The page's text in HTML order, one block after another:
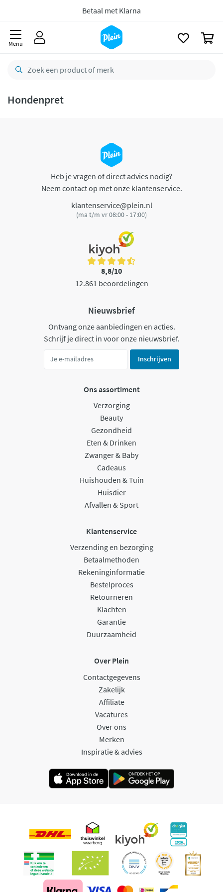
Betaal met Klarna
Menu
Hondenpret
Heb je vragen of direct advies nodig?
Neem contact op met onze klantenservice.
klantenservice@plein.nl
(ma t/m vr 08:00 - 17:00)
8,8/10
12.861 beoordelingen
Nieuwsbrief
Ontvang onze aanbiedingen en acties.
Schrijf je direct in voor onze nieuwsbrief.
Inschrijven
Ons assortiment
Verzorging
Beauty
Gezondheid
Eten & Drinken
Zwanger & Baby
Cadeaus
Huishouden & Tuin
Huisdier
Afvallen & Sport
Klantenservice
Verzending en bezorging
Betaalmethoden
Rekeninginformatie
Bestelproces
Retourneren
Klachten
Garantie
Duurzaamheid
Over Plein
Contactgegevens
Zakelijk
Affiliate
Vacatures
Over ons
Merken
Inspiratie & advies